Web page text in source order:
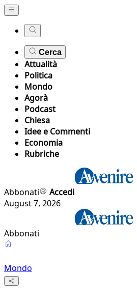
Cerca
Attualità
Politica
Mondo
Agorà
Podcast
Chiesa
Idee e Commenti
Economia
Rubriche
Abbonati
Accedi
August 7, 2026
Abbonati
Mondo